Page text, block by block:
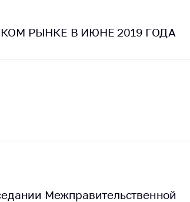
по
РЫНКЕ В ИЮНЕ 2019 ГОДА
Межправительственной